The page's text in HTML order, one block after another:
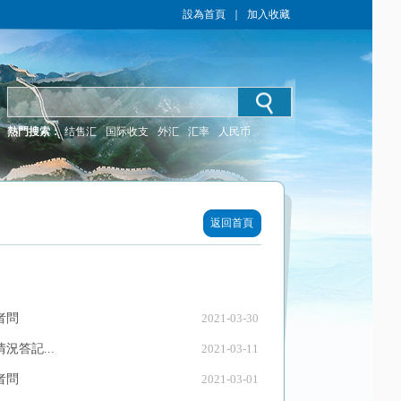
設為首頁 加入收藏
熱門搜索： 结售汇 国际收支 外汇 汇率 人民币
返回首頁
問 2021-03-30
況答記... 2021-03-11
問 2021-03-01